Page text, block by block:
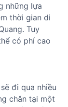
những lựa
thời gian di
Tuy
có phí cao
đi qua nhiều
chân tại một